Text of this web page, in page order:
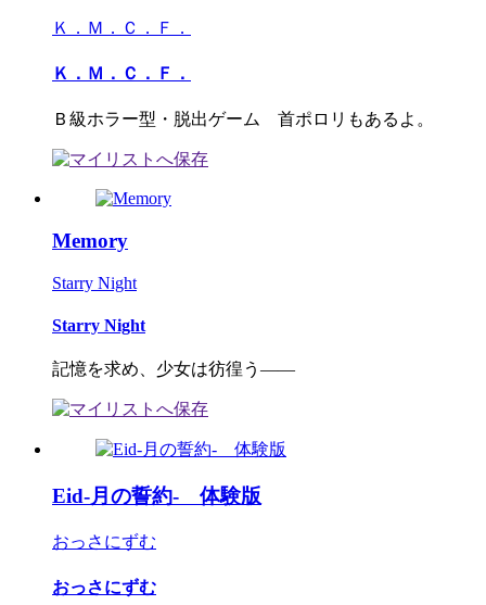
Ｋ．Ｍ．Ｃ．Ｆ．
Ｋ．Ｍ．Ｃ．Ｆ．
Ｂ級ホラー型・脱出ゲーム 首ポロリもあるよ。
Memory
Starry Night
Starry Night
記憶を求め、少女は彷徨う――
Eid-月の誓約- 体験版
おっさにずむ
おっさにずむ